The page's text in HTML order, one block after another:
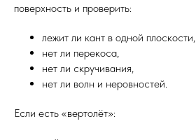
поверхность и проверить:
лежит ли кант в одной плоскости,
нет ли перекоса,
нет ли скручивания,
нет ли волн и неровностей.
Если есть «вертолёт»: